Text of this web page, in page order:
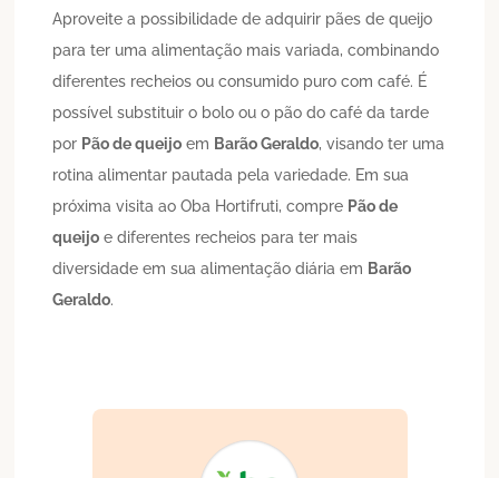
Aproveite a possibilidade de adquirir pães de queijo
para ter uma alimentação mais variada, combinando
diferentes recheios ou consumido puro com café. É
possível substituir o bolo ou o pão do café da tarde
por Pão de queijo em Barão Geraldo, visando ter uma
rotina alimentar pautada pela variedade. Em sua
próxima visita ao Oba Hortifruti, compre Pão de
queijo e diferentes recheios para ter mais
diversidade em sua alimentação diária em Barão
Geraldo.